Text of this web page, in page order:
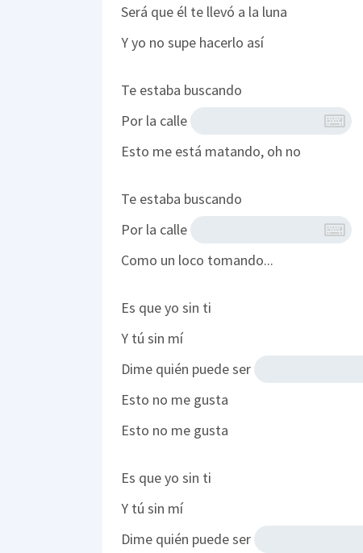
Será que él te llevó a la luna
Y yo no supe hacerlo así
Te estaba buscando
Por la calle
Esto me está matando, oh no
Te estaba buscando
Por la calle
Como un loco tomando...
Es que yo sin ti
Y tú sin mí
Dime quién puede ser
Esto no me gusta
Esto no me gusta
Es que yo sin ti
Y tú sin mí
Dime quién puede ser